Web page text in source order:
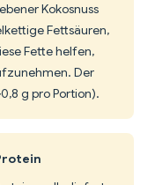
Kokosnuss
Fettsäuren,
Fette helfen,
Der
g pro Portion).